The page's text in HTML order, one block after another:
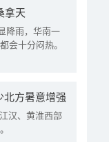
拿天
降雨，华南一
会十分闷热。
北方暑意增强
汉、黄淮西部